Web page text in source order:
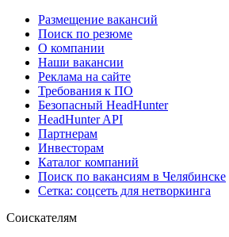
Размещение вакансий
Поиск по резюме
О компании
Наши вакансии
Реклама на сайте
Требования к ПО
Безопасный HeadHunter
HeadHunter API
Партнерам
Инвесторам
Каталог компаний
Поиск по вакансиям в Челябинске
Сетка: соцсеть для нетворкинга
Соискателям